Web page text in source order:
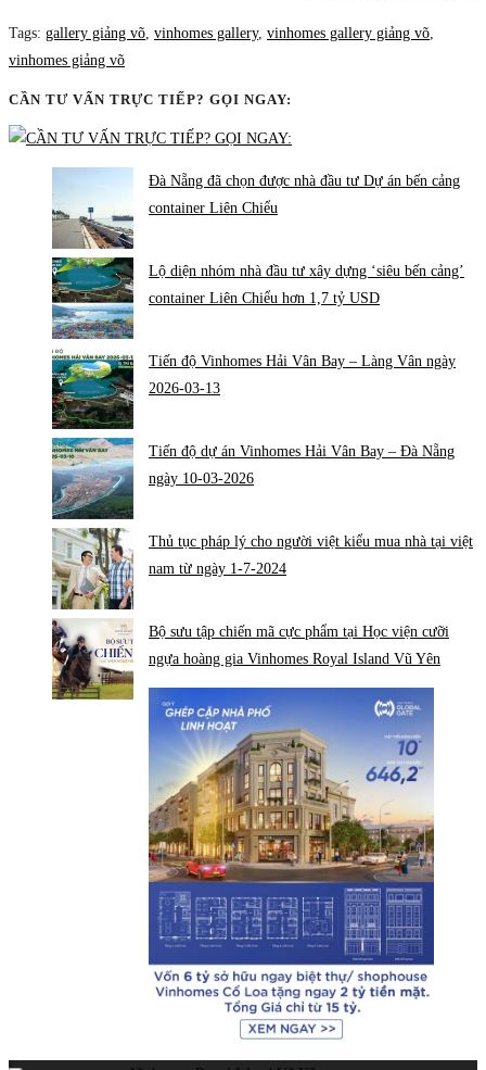
Tags: gallery giảng võ vinhomes gallery, vinhomes gallery giảng võ
vinhomes giảng võ
CẦN TƯ VẤN TRỰC TIẾP? GỌI NGAY:
Đà Nẵng đã chọn được nhà đầu tư Dự án bến cảng
container Liên Chiểu
Lộ diện nhóm nhà đầu tư xây dựng ‘siêu bến cảng’
container Liên Chiểu hơn 1,7 tỷ USD
Tiến độ Vinhomes Hải Vân Bay – Làng Vân ngày
2026-03-13
Tiến độ dự án Vinhomes Hải Vân Bay – Đà Nẵng
ngày 10-03-2026
Thủ tục pháp lý cho người việt kiểu mua nhà tại việt
nam từ ngày 1-7-2024
Bộ sưu tập chiến mã cực phẩm tại Học viện cưỡi
ngựa hoàng gia Vinhomes Royal Island Vũ Yên